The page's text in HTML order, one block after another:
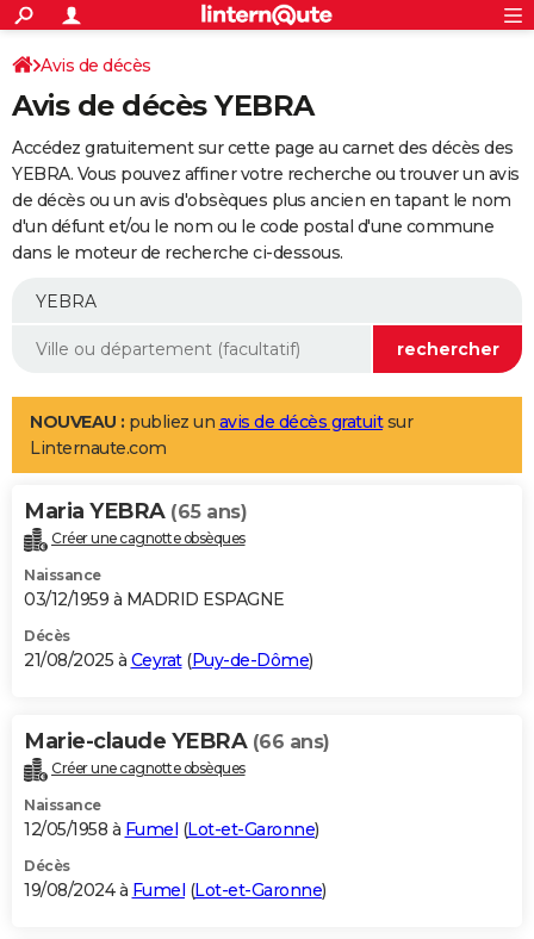
ACTUALITÉS
Politique
Société
Faits Divers
Education
Monde
Villes
+
SPORT
Coupe du monde 2026
Football
Tennis
Cyclisme
Rugby
Forum
Programme TV
TNT
Streaming
Cinéma
Sorties cinéma
Musique
+
FINANCE
Retraite
Impôts
Epargne
Immobilier
Risques naturels par ville
Banque
Assurance
Crédit
AUTO
Essais
Réserver un essai
Citadines
Berlines
SUV
Forum auto
+
Mobiles
Meilleur smartphone
Internet
Ordinateurs
Jeux vidéo
Guide high-tech
Aménagement intérieur
LIFESTYLE
Art de vivre
Bien-être
Loisirs
Mode
Modes de vie
Alimentation
Guide de la santé
Maladies
Médicaments
Sommeil
VOYAGE
Destinations
City break
Voyage nature
Voyage de noces
Forum
Climat
+PHOTO
GUIDES D'ACHAT
BONS PLANS
Carte de Noël
Carte Bonne année
Carte Saint-Valentin
Carte Pâques
Carte d'anniversaire
DICTIONNAIRE
Dictionnaire
Biographies
Citations
Expressions
Proverbes
PROGRAMME TV
S'inscrire
Se connecter
Lycées
Collèges
Primaires
Universités
Entreprises
Service militaire
Avis de recherche
AVIS DE DÉCÈS
Avis de décès
Avis de décès YEBRA
Accédez gratuitement sur cette page au carnet des décès des
YEBRA. Vous pouvez affiner votre recherche ou trouver un avis
de décès ou un avis d'obsèques plus ancien en tapant le nom
d'un défunt et/ou le nom ou le code postal d'une commune
dans le moteur de recherche ci-dessous.
NOUVEAU : publiez un avis de décès gratuitsur
Linternaute.com
Maria YEBRA (65 ans)
Créer une cagnotte obsèques
Naissance
03/12/1959 à MADRID ESPAGNE
Décès
21/08/2025 à Ceyrat(Puy-de-Dôme)
Marie-claude YEBRA (66 ans)
Créer une cagnotte obsèques
Naissance
12/05/1958 à Fumel (Lot-et-Garonne)
Décès
19/08/2024 à Fumel (Lot-et-Garonne)